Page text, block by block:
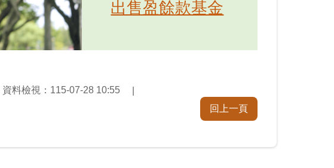
出售盈餘款基金
資料檢視： 115-07-28 10:55
回上一頁